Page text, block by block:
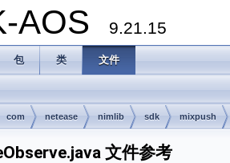
AOS 9.21.15
包 类 文件
com netease nimlib sdk mixpush
文件参考